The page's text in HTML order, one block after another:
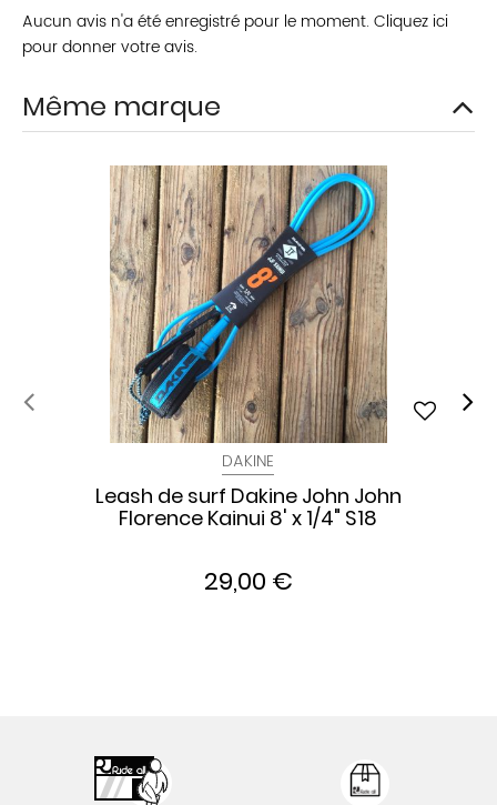
Aucun avis n'a été enregistré pour le moment. Cliquez ici
pour donner votre avis.
Même marque
DAKINE
Leash de surf Dakine John John
Florence Kainui 8' x 1/4" S18
29,00 €